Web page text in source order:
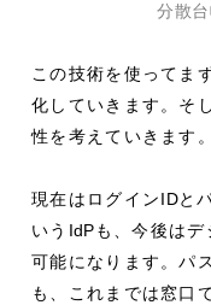
分散
この技術を使ってま
化していきます。そ
性を考えていきます。
現在はログインIDと
いう IdPも、今後は
可能になります。パ
も、これまでは窓口